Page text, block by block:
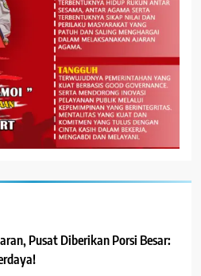
Pusat Diberikan Porsi Besar: